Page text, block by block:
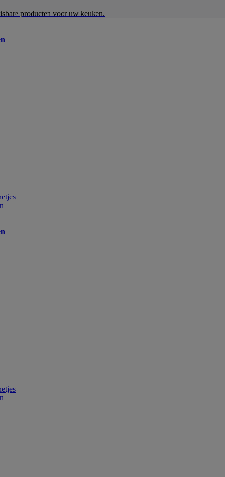
producten voor uw keuken.